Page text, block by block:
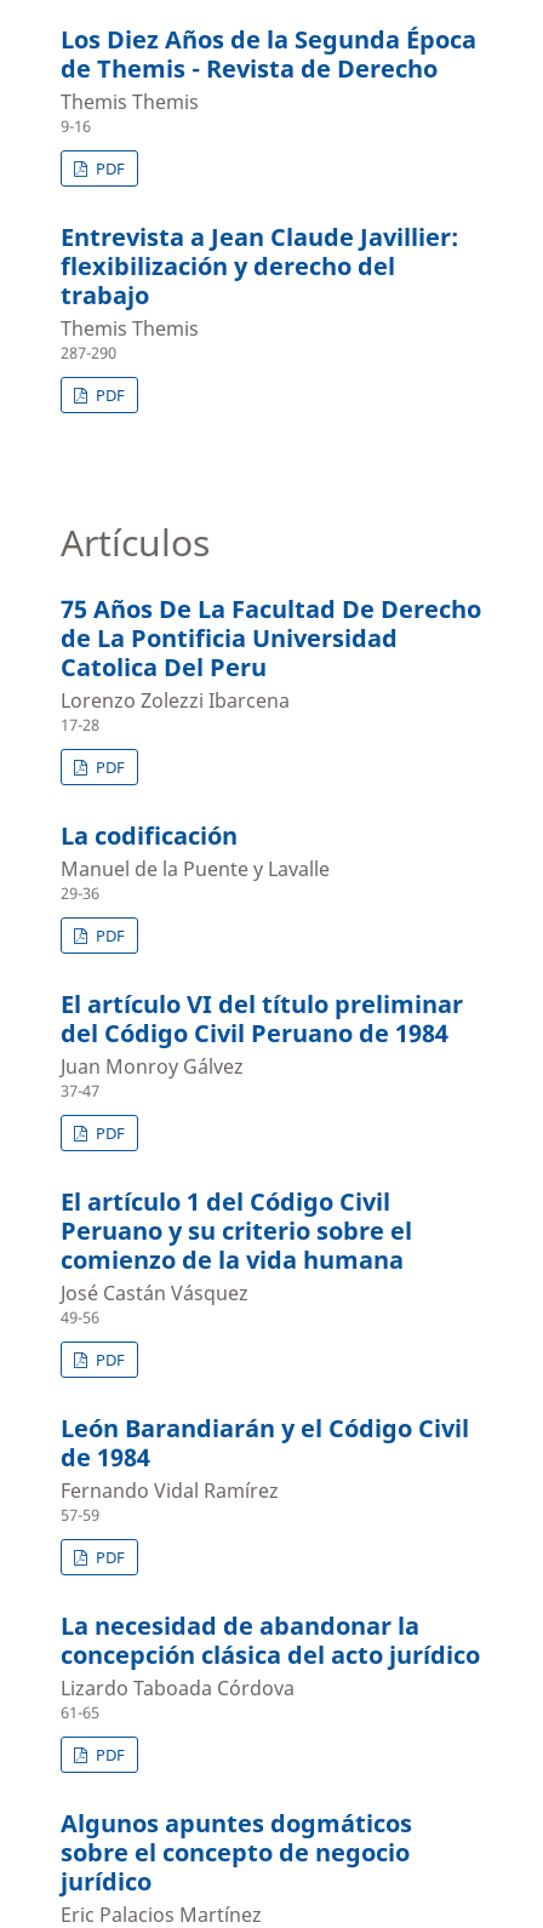
Los Diez Años de la Segunda Época
de Themis - Revista de Derecho
Themis Themis
9-16
PDF
Entrevista a Jean Claude Javillier:
flexibilización y derecho del
trabajo
Themis Themis
287-290
PDF
Artículos
75 Años De La Facultad De Derecho
de La Pontificia Universidad
Catolica Del Peru
Lorenzo Zolezzi Ibarcena
17-28
PDF
La codificación
Manuel de la Puente y Lavalle
29-36
PDF
El artículo VI del título preliminar
del Código Civil Peruano de 1984
Juan Monroy Gálvez
37-47
PDF
El artículo 1 del Código Civil
Peruano y su criterio sobre el
comienzo de la vida humana
José Castán Vásquez
49-56
PDF
León Barandiarán y el Código Civil
de 1984
Fernando Vidal Ramírez
57-59
PDF
La necesidad de abandonar la
concepción clásica del acto jurídico
Lizardo Taboada Córdova
61-65
PDF
Algunos apuntes dogmáticos
sobre el concepto de negocio
jurídico
Eric Palacios Martínez